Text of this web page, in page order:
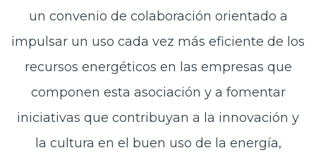
un convenio de colaboración orientado a
impulsar un uso cada vez más eficiente de los
recursos energéticos en las empresas que
componen esta asociación y a fomentar
iniciativas que contribuyan a la innovación y
la cultura en el buen uso de la energía,